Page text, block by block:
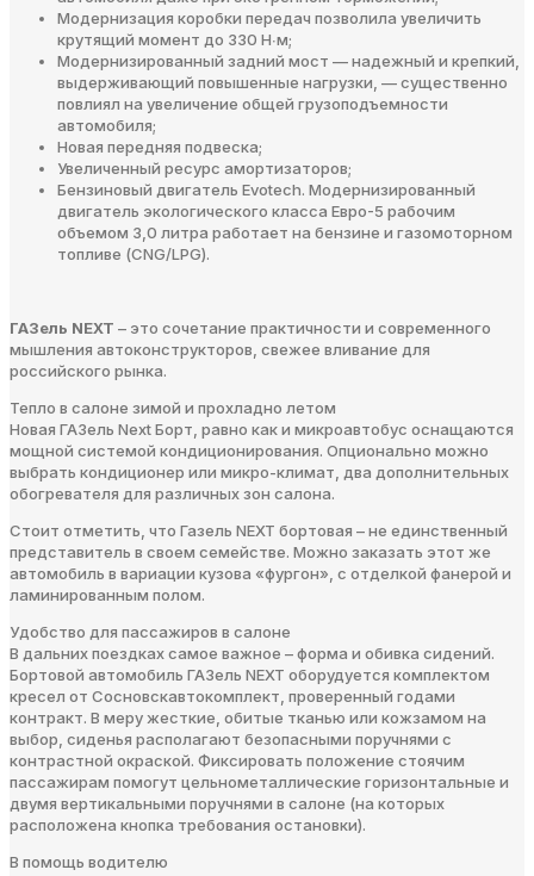
Модернизация коробки передач позволила увеличить
крутящий момент до 330 Н∙м;
Модернизированный задний мост — надежный и крепкий,
выдерживающий повышенные нагрузки, — существенно
повлиял на увеличение общей грузоподъемности
автомобиля;
Новая передняя подвеска;
Увеличенный ресурс амортизаторов;
Бензиновый двигатель Evotech. Модернизированный
двигатель экологического класса Евро-5 рабочим
объемом 3,0 литра работает на бензине и газомоторном
топливе (CNG/LPG).
ГАЗель NEXT – это сочетание практичности и современного
мышления автоконструкторов, свежее вливание для
российского рынка.
Тепло в салоне зимой и прохладно летом
Новая ГАЗель Next Борт, равно как и микроавтобус оснащаются
мощной системой кондиционирования. Опционально можно
выбрать кондиционер или микро-климат, два дополнительных
обогревателя для различных зон салона.
Стоит отметить, что Газель NEXT бортовая – не единственный
представитель в своем семействе. Можно заказать этот же
автомобиль в вариации кузова «фургон», с отделкой фанерой и
ламинированным полом.
Удобство для пассажиров в салоне
В дальних поездках самое важное – форма и обивка сидений.
Бортовой автомобиль ГАЗель NEXT оборудуется комплектом
кресел от Сосновскавтокомплект, проверенный годами
контракт. В меру жесткие, обитые тканью или кожзамом на
выбор, сиденья располагают безопасными поручнями с
контрастной окраской. Фиксировать положение стоячим
пассажирам помогут цельнометаллические горизонтальные и
двумя вертикальными поручнями в салоне (на которых
расположена кнопка требования остановки).
В помощь водителю